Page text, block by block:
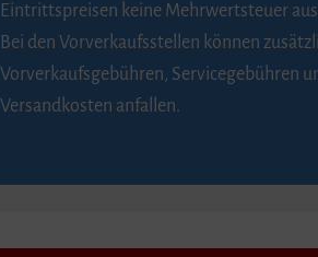
Eintrittspreisen keine Mehrwertsteuer
Bei den Vorverkaufsstellen können
Vorverkaufsgebühren, Servicegebühren
Versandkosten anfallen.